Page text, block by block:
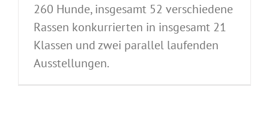
260 Hunde, insgesamt 52 verschiedene
Rassen konkurrierten in insgesamt 21
Klassen und zwei parallel laufenden
Ausstellungen.